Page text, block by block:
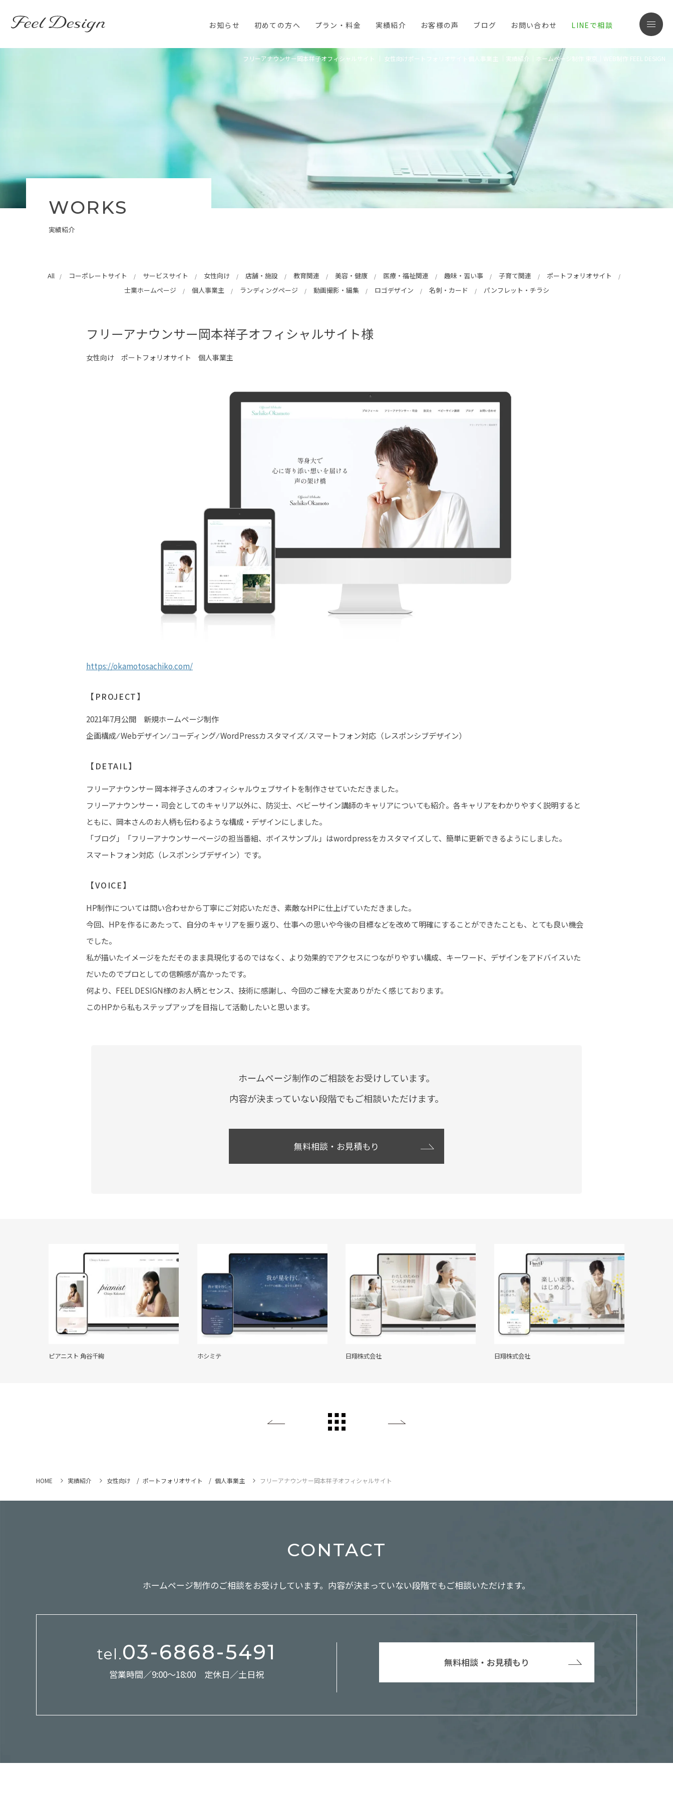
お知らせ 初めての方へ プラン・料金 実績紹介 お客様の声 ブログ お問い合わせ LINEで相談 menu
フリーアナウンサー岡本祥子オフィシャルサイト ｜ 女性向けポートフォリオサイト個人事業主 ｜実績紹介｜ホームページ制作 東京｜WEB制作 FEEL DESIGN
WORKS
実績紹介
All コーポレートサイト サービスサイト 女性向け 店舗・施設 教育関連 美容・健康 医療・福祉関連 趣味・習い事 子育て関連
ポートフォリオサイト
士業ホームページ
個人事業主 ランディングページ 動画撮影・編集 ロゴデザイン 名刺・カード パンフレット・チラシ
フリーアナウンサー岡本祥子オフィシャルサイト様
女性向け ポートフォリオサイト 個人事業主
https://okamotosachiko.com/
【PROJECT】
2021年7月公開 新規ホームページ制作
企画構成 ⁄ Webデザイン ⁄ コーディング ⁄ WordPressカスタマイズ ⁄ スマートフォン対応（レスポンシブデザイン）
【DETAIL】
フリーアナウンサー 岡本祥子さんのオフィシャルウェブサイトを制作させていただきました。
フリーアナウンサー・司会としてのキャリア以外に、防災士、ベビーサイン講師のキャリアについても紹介。各キャリアをわかりやすく説明すると
ともに、岡本さんのお人柄も伝わるような構成・デザインにしました。
「ブログ」「フリーアナウンサーページの担当番組、ボイスサンプル」はwordpressをカスタマイズして、簡単に更新できるようにしました。
スマートフォン対応（レスポンシブデザイン）です。
【VOICE】
HP制作については問い合わせから丁寧にご対応いただき、素敵なHPに仕上げていただきました。
今回、HPを作るにあたって、自分のキャリアを振り返り、仕事への思いや今後の目標などを改めて明確にすることができたことも、とても良い機会
でした。
私が描いたイメージをただそのまま具現化するのではなく、より効果的でアクセスにつながりやすい構成、キーワード、デザインをアドバイスいた
だいたのでプロとしての信頼感が高かったです。
何より、FEEL DESIGN様のお人柄とセンス、技術に感謝し、今回のご縁を大変ありがたく感じております。
このHPから私もステップアップを目指して活動したいと思います。
ホームページ制作のご相談をお受けしています。
内容が決まっていない段階でもご相談いただけます。
無料相談・お見積もり
ピアニスト 角谷千絢 ホシミテ 日翔株式会社 日翔株式会社
HOME 実績紹介 女性向け ポートフォリオサイト 個人事業主 フリーアナウンサー岡本祥子オフィシャルサイト
CONTACT
ホームページ制作のご相談をお受けしています。 内容が決まっていない段階でもご相談いただけます。
無料相談・お見積もり
tel.03-6868-5491
営業時間／9:00～18:00 定休日／土日祝